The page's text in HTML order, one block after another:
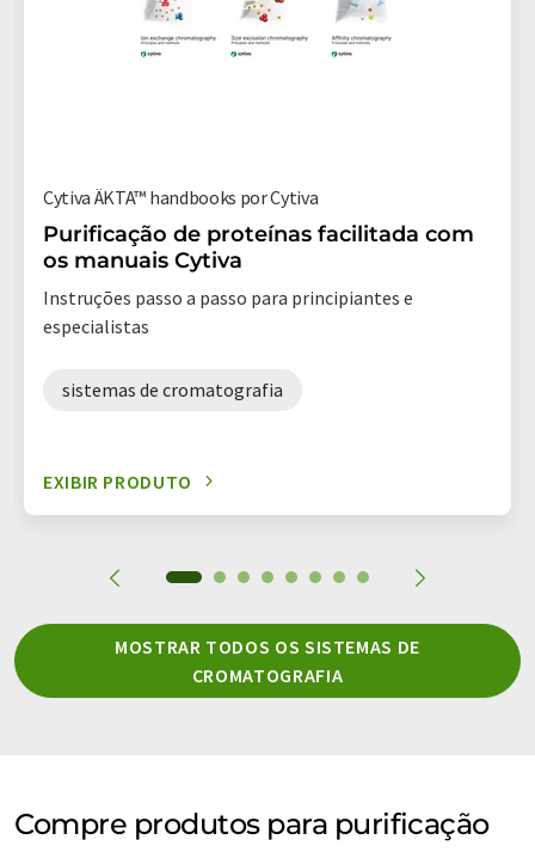
Cytiva ÄKTA™ handbooks por Cytiva
Purificação de proteínas facilitada com
os manuais Cytiva
Instruções passo a passo para principiantes e
especialistas
sistemas de cromatografia
EXIBIR PRODUTO
MOSTRAR TODOS OS SISTEMAS DE
CROMATOGRAFIA
Compre produtos para purificação